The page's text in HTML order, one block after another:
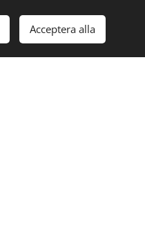
Acceptera alla